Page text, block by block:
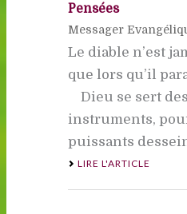
Pensées
Messager
Le diable n’est
que lors qu’il
Dieu se sert
instruments,
puissants
LIRE L'ARTICLE